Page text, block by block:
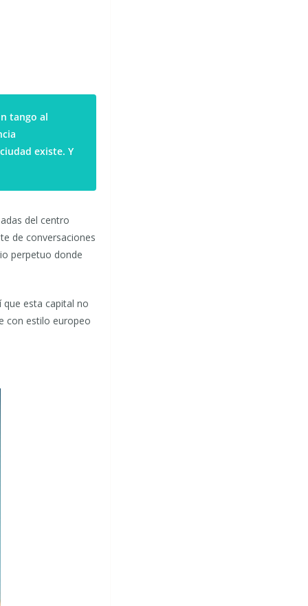
tango al
existe. Y
del centro
de conversaciones
perpetuo donde
que esta capital no
con estilo europeo